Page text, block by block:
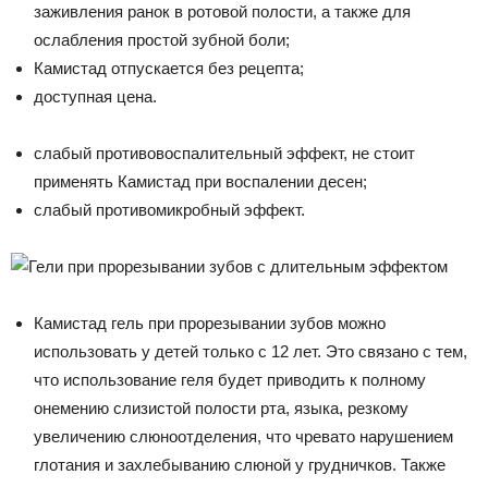
заживления ранок в ротовой полости, а также для
ослабления простой зубной боли;
Камистад отпускается без рецепта;
доступная цена.
слабый противовоспалительный эффект, не стоит
применять Камистад при воспалении десен;
слабый противомикробный эффект.
Камистад гель при прорезывании зубов можно
использовать у детей только с 12 лет. Это связано с тем,
что использование геля будет приводить к полному
онемению слизистой полости рта, языка, резкому
увеличению слюноотделения, что чревато нарушением
глотания и захлебыванию слюной у грудничков. Также